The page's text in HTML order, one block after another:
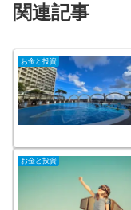
関連記事
お金と投資
お金と投資